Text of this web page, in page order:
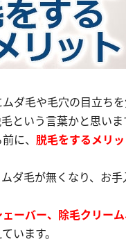
ダ毛や毛穴の目立ち
という言葉かと思いま
に、 脱毛をするメリ
ダ毛が無くなり、お
ーバー、除毛クリー
います。